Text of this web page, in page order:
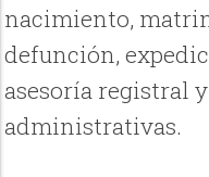
nacimiento,
defunción,
asesoría registral
administrativas.